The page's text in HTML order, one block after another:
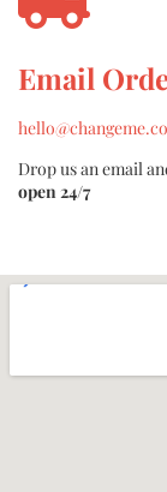
Email
Drop us an email
open 24/7